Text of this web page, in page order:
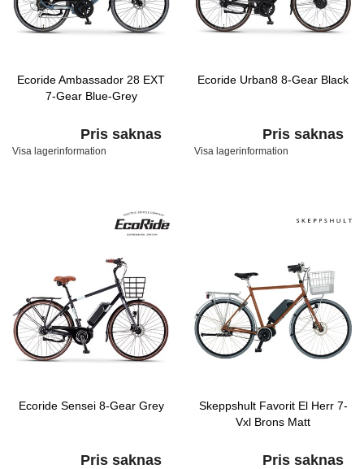
Ecoride Ambassador 28 EXT
7-Gear Blue-Grey
Pris saknas
Visa lagerinformation
Ecoride Urban8 8-Gear Black
Pris saknas
Visa lagerinformation
Ecoride Sensei 8-Gear Grey
Pris saknas
Skeppshult Favorit El Herr 7-
Vxl Brons Matt
Pris saknas